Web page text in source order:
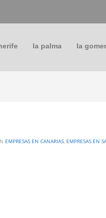
la palma la
EMPRESAS EN CANARIAS, EMPRESAS EN